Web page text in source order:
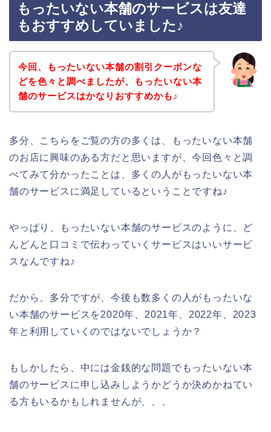
もったいない本舗のサービスは友達
もおすすめしていました♪
今回、もったいない本舗の割引クーポンな
どを色々と調べましたが、もったいない本
舗のサービスはかなりおすすめかも♪
多分、こちらをご覧の方の多くは、もったいない本舗
のお店に興味のある方だと思いますが、今回色々と調
べてみて分かったことは、多くの人がもったいない本
舗のサービスに満足しているということですね♪
やっぱり、もったいない本舗のサービスのように、ど
んどんと口コミで伝わっていくサービスはいいサービ
スなんですね♪
だから、多分ですが、今後も数多くの人がもったいな
い本舗のサービスを2020年、2021年、2022年、2023
年と利用していくのではないでしょうか？
もしかしたら、中には金銭的な問題でもったいない本
舗のサービスに申し込みしようかどうか決めかねてい
る方もいるかもしれませんが、、、